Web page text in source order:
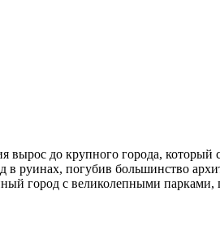
вырос до крупного города, который
в руинах, погубив большинство
город с великолепными